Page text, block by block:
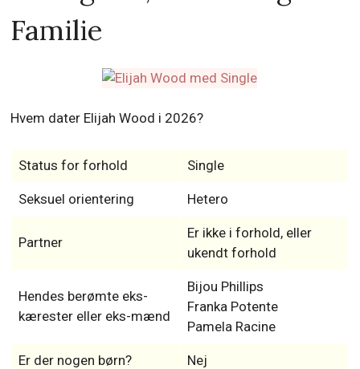
Familie
Hvem dater Elijah Wood i 2026?
Status for forhold Single
Seksuel orientering Hetero
Partner
Er ikke i forhold, eller
ukendt forhold
Hendes berømte eks-
kærester eller eks-mænd
Bijou Phillips
Franka Potente
Pamela Racine
Er der nogen børn? Nej